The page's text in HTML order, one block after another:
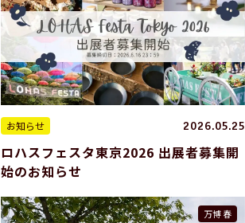
お知らせ 2026.05.25
ロハスフェスタ東京2026 出展者募集開
始のお知らせ
万博 春